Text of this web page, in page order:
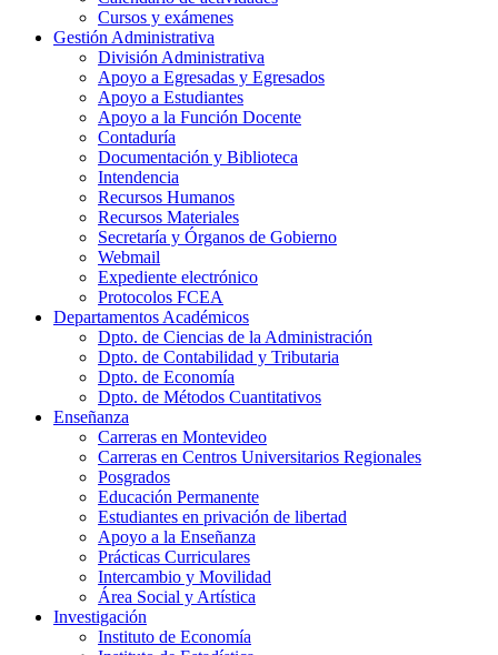
Cursos y exámenes
Gestión Administrativa
División Administrativa
Apoyo a Egresadas y Egresados
Apoyo a Estudiantes
Apoyo a la Función Docente
Contaduría
Documentación y Biblioteca
Intendencia
Recursos Humanos
Recursos Materiales
Secretaría y Órganos de Gobierno
Webmail
Expediente electrónico
Protocolos FCEA
Departamentos Académicos
Dpto. de Ciencias de la Administración
Dpto. de Contabilidad y Tributaria
Dpto. de Economía
Dpto. de Métodos Cuantitativos
Enseñanza
Carreras en Montevideo
Carreras en Centros Universitarios Regionales
Posgrados
Educación Permanente
Estudiantes en privación de libertad
Apoyo a la Enseñanza
Prácticas Curriculares
Intercambio y Movilidad
Área Social y Artística
Investigación
Instituto de Economía